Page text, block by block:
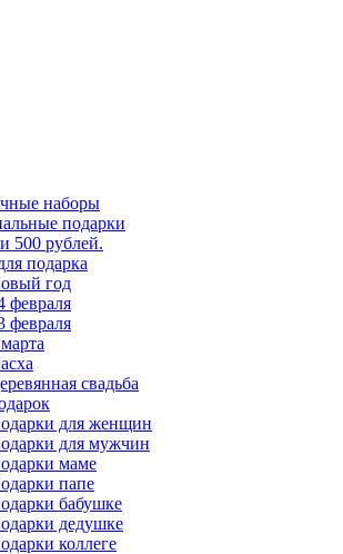
наборы
подарки
500 рублей.
подарка
год
февраля
февраля
свадьба
для женщин
для мужчин
маме
папе
бабушке
дедушке
коллеге